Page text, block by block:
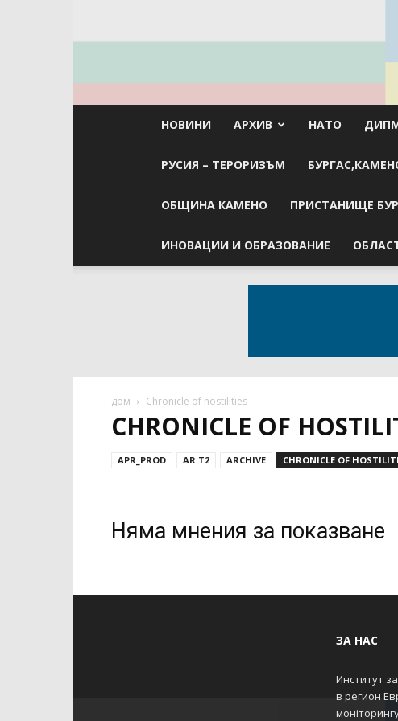
НОВИНИ АРХИВ НАТО
РУСИЯ – ТЕРОРИЗЪМ
ОБЩИНА КАМЕНО ПРИСТАНИЩЕ
ИНОВАЦИИ И ОБРАЗОВАНИЕ
дом Chronicle of hostilities
CHRONICLE OF
APR_PROD AR T2 ARCHIVE CHRONICLE OF
Няма мнения за показване
ЗА НАС
Институт
в регион